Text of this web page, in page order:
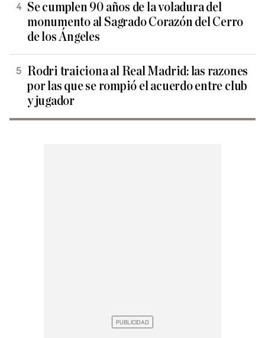
Se cumplen 90 años de la voladura del
monumento al Sagrado Corazón del Cerro
de los Ángeles
Rodri traiciona al Real Madrid: las razones
por las que se rompió el acuerdo entre club
y jugador